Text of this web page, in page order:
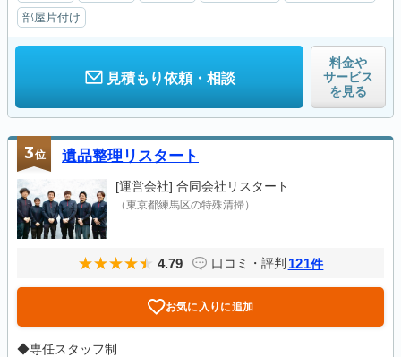
部屋片付け
見積もり依頼・相談
料金や
サービス
を見る
3位 遺品整理リスタート
[運営会社] 合同会社リスタート
（東京都練馬区の特殊清掃）
4.79 口コミ・評判 121件
お気に入りに追加
◆専任スタッフ制